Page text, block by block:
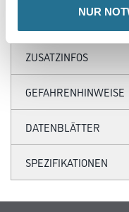
NUR
ZUSATZINFOS
GEFAHRENHINWEISE
DATENBLÄTTER
SPEZIFIKATIONEN